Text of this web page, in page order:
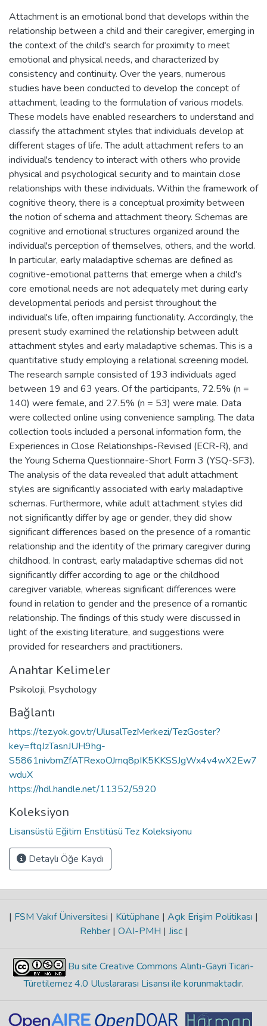
Attachment is an emotional bond that develops within the
relationship between a child and their caregiver, emerging in
the context of the child's search for proximity to meet
emotional and physical needs, and characterized by
consistency and continuity. Over the years, numerous
studies have been conducted to develop the concept of
attachment, leading to the formulation of various models.
These models have enabled researchers to understand and
classify the attachment styles that individuals develop at
different stages of life. The adult attachment refers to an
individual's tendency to interact with others who provide
physical and psychological security and to maintain close
relationships with these individuals. Within the framework of
cognitive theory, there is a conceptual proximity between
the notion of schema and attachment theory. Schemas are
cognitive and emotional structures organized around the
individual's perception of themselves, others, and the world.
In particular, early maladaptive schemas are defined as
cognitive-emotional patterns that emerge when a child's
core emotional needs are not adequately met during early
developmental periods and persist throughout the
individual's life, often impairing functionality. Accordingly, the
present study examined the relationship between adult
attachment styles and early maladaptive schemas. This is a
quantitative study employing a relational screening model.
The research sample consisted of 193 individuals aged
between 19 and 63 years. Of the participants, 72.5% (n =
140) were female, and 27.5% (n = 53) were male. Data
were collected online using convenience sampling. The data
collection tools included a personal information form, the
Experiences in Close Relationships-Revised (ECR-R), and
the Young Schema Questionnaire-Short Form 3 (YSQ-SF3).
The analysis of the data revealed that adult attachment
styles are significantly associated with early maladaptive
schemas. Furthermore, while adult attachment styles did
not significantly differ by age or gender, they did show
significant differences based on the presence of a romantic
relationship and the identity of the primary caregiver during
childhood. In contrast, early maladaptive schemas did not
significantly differ according to age or the childhood
caregiver variable, whereas significant differences were
found in relation to gender and the presence of a romantic
relationship. The findings of this study were discussed in
light of the existing literature, and suggestions were
provided for researchers and practitioners.
Anahtar Kelimeler
Psikoloji, Psychology
Bağlantı
https://tez.yok.gov.tr/UlusalTezMerkezi/TezGoster?
key=ftqJzTasnJUH9hg-
S5861nivbmZfATRexoOJmq8pIK5KKSSJgWx4v4wX2Ew7
wduX
https://hdl.handle.net/11352/5920
Koleksiyon
Lisansüstü Eğitim Enstitüsü Tez Koleksiyonu
Detaylı Öğe Kaydı
| FSM Vakıf Üniversitesi | Kütüphane | Açık Erişim Politikası |
Rehber | OAI-PMH | Jisc |
Bu site Creative Commons Alıntı-Gayri Ticari-
Türetilemez 4.0 Uluslararası Lisansı ile korunmaktadır.